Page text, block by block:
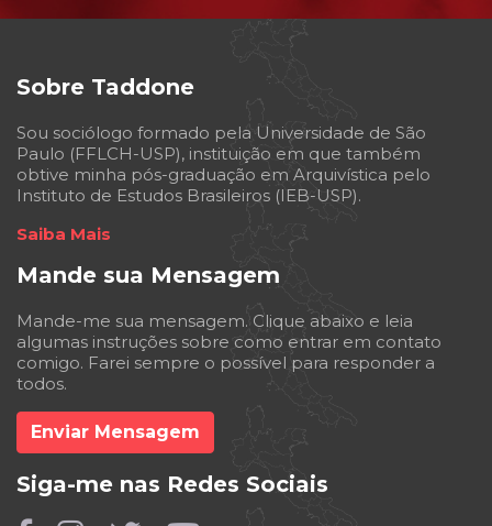
Sobre Taddone
Sou sociólogo formado pela Universidade de São
Paulo (FFLCH-USP), instituição em que também
obtive minha pós-graduação em Arquivística pelo
Instituto de Estudos Brasileiros (IEB-USP).
Saiba Mais
Mande sua Mensagem
Mande-me sua mensagem. Clique abaixo e leia
algumas instruções sobre como entrar em contato
comigo. Farei sempre o possível para responder a
todos.
Enviar Mensagem
Siga-me nas Redes Sociais